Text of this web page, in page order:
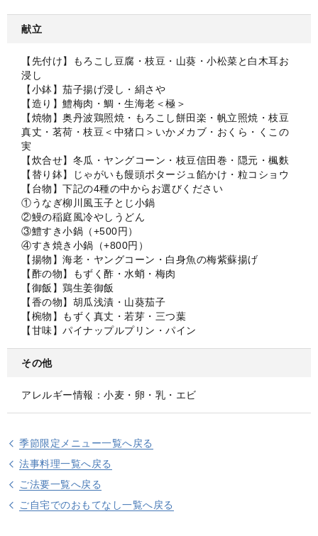
献立
【先付け】もろこし豆腐・枝豆・山葵・小松菜と白木耳お
浸し
【小鉢】茄子揚げ浸し・絹さや
【造り】鱧梅肉・鯛・生海老＜極＞
【焼物】奥丹波鶏照焼・もろこし餅田楽・帆立照焼・枝豆
真丈・茗荷・枝豆＜中猪口＞いかメカブ・おくら・くこの
実
【炊合せ】冬瓜・ヤングコーン・枝豆信田巻・隠元・楓麩
【替り鉢】じゃがいも饅頭ポタージュ餡かけ・粒コショウ
【台物】下記の4種の中からお選びください
①うなぎ柳川風玉子とじ小鍋
②鰻の稲庭風冷やしうどん
③鱧すき小鍋（+500円）
④すき焼き小鍋（+800円）
【揚物】海老・ヤングコーン・白身魚の梅紫蘇揚げ
【酢の物】もずく酢・水蛸・梅肉
【御飯】鶏生姜御飯
【香の物】胡瓜浅漬・山葵茄子
【椀物】もずく真丈・若芽・三つ葉
【甘味】パイナップルプリン・パイン
その他
アレルギー情報：小麦・卵・乳・エビ
季節限定メニュー一覧へ戻る
法事料理一覧へ戻る
ご法要一覧へ戻る
ご自宅でのおもてなし一覧へ戻る